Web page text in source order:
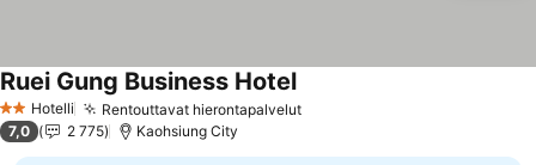
2 Tähtiluokitus
Hotelli Rentouttavat hierontapalvelut
Ruei Gung Business Hotel
7,0 2 775 Kaohsiung City